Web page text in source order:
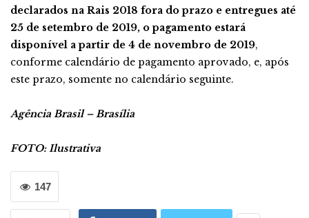
declarados na Rais 2018 fora do prazo e entregues até
25 de setembro de 2019, o pagamento estará
disponível a partir de 4 de novembro de 2019,
conforme calendário de pagamento aprovado, e, após
este prazo, somente no calendário seguinte.
Agência Brasil – Brasília
FOTO: Ilustrativa
147